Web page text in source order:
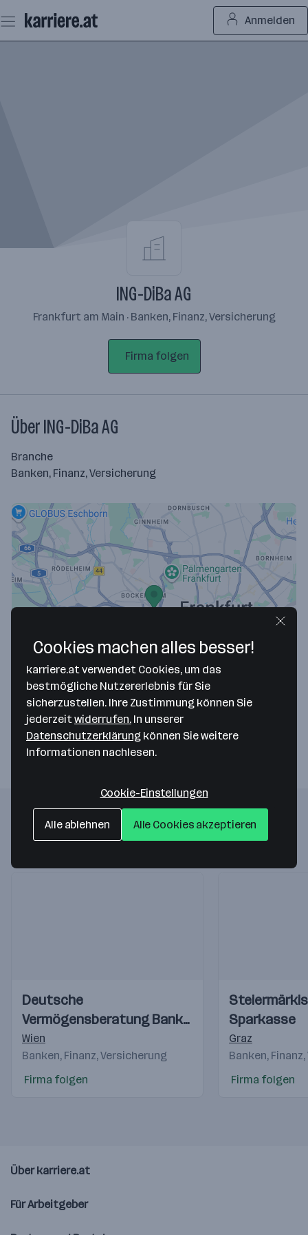
Seiteninhalt
springen
Anmelden
ING-DiBa AG
Frankfurt am Main · Banken, Finanz, Versicherung
Firma folgen
Über ING-DiBa AG
Branche
Banken, Finanz, Versicherung
Map data ©2026 Google
ING-DiBa AG
Theodor-Heuss-Allee 2
60486 Frankfurt am Main— Route berechnen
Folgende Firmen könnten dich auch
interessieren
Videos
Einblicke
Einblicke
Deutsche
Vermögensberatung Bank
AG
Wien
Banken, Finanz, Versicherung
Firma folgen
Videos
Einblicke
Einblicke
Sparkasse
Graz
Banken,
Firma folgen
Über karriere.at
Für Arbeitgeber
Cookies machen alles besser!
karriere.at verwendet Cookies, um das
bestmögliche Nutzererlebnis für Sie
sicherzustellen. Ihre Zustimmung können Sie
jederzeit widerrufen. In unserer
Datenschutzerklärung können Sie weitere
Informationen nachlesen.
Cookie-Einstellungen
Alle ablehnen Alle Cookies akzeptieren